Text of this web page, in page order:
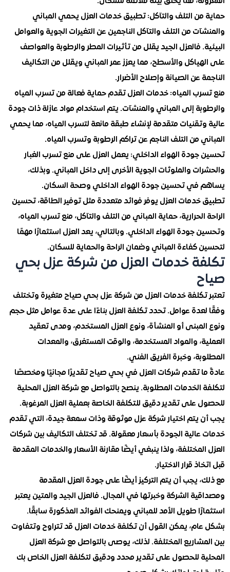
التلف والتآكل: تطبيق خدمات العزل يحمي المباني
من التلف والتآكل الناجمين عن التغيرات الجوية والعوامل
فالعزل الجيد يقلل من تأثيرات المطر والرطوبة والعواصف
والأسطح، مما يعزز عمر المباني ويقلل من التكاليف
عن الصيانة وإصلاح الأضرار.
المياه:خدمات العزل تقدم حماية فعالة من تسرب المياه
إلى المباني والمنشآت. يتم استخدام مواد عازلة ذات جودة
متقدمة لإنشاء طبقة مانعة لتسرب المياه، مما يحمي
من التلف الناجم عن تراكم الرطوبة وتسرب المياه.
الهواء الداخلي:يعمل العزل على منع تسرب الغبار
والملوثات الجوية الأخرى إلى داخل المباني. وبذلك،
في تحسين جودة الهواء الداخلي وصحة السكان.
العزل يوفر فوائد متعددة مثل توفير الطاقة، تحسين
حماية المباني من التلف والتآكل، منع تسرب المياه،
جودة الهواء الداخلي. وبالتالي، يعد العزل استثمارًا مهمًا
كفاءة المباني وضمان الراحة والحماية للسكان.
خدمات العزل من شركة عزل بحي
خدمات العزل من شركة عزل بحي صياح متغيرة وتختلف
عوامل. تحدد تكلفة العزل بناءًا على عدة عوامل مثل حجم
أو المنشأة، ونوع العزل المستخدم، ومدى تعقيد
والمواد المستخدمة، والوقت المستغرق، والمعدات
وخبرة الفريق الفني.
تقدم شركات العزل في بحي صياح تقديرًا مجانيًا ومخصصًا
الخدمات المطلوبة. ينصح بالتواصل مع شركة العزل المحلية
على تقدير دقيق للتكلفة الخاصة بعملية العزل المرغوبة.
يتم اختيار شركة عزل موثوقة وذات سمعة جيدة، التي تقدم
الجودة بأسعار معقولة. قد تختلف التكاليف بين شركات
ولذا ينبغي أيضًا مقارنة الأسعار والخدمات المقدمة
قرار الاختيار.
يجب أن يتم التركيز أيضًا على جودة العزل المقدمة
الشركة وخبرتها في المجال. فالعزل الجيد والمتين يعتبر
طويل الأمد للمباني ويمنحك الفوائد المذكورة سابقًا.
يمكن القول أن تكلفة خدمات العزل قد تتراوح وتتفاوت
المختلفة. لذلك، يوصى بالتواصل مع شركة العزل
للحصول على تقدير محدد ودقيق لتكلفة العزل الخاص بك